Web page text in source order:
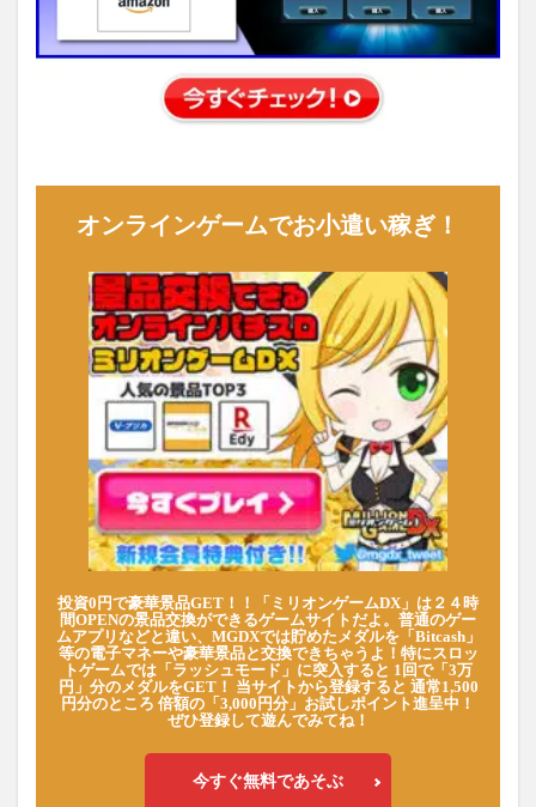
オンラインゲームでお小遣い稼ぎ！
投資0円で豪華景品GET！！「ミリオンゲームDX」は２４時
間OPENの景品交換ができるゲームサイトだよ。普通のゲー
ムアプリなどと違い、MGDXでは貯めたメダルを「Bitcash」
等の電子マネーや豪華景品と交換できちゃうよ！特にスロッ
トゲームでは「ラッシュモード」に突入すると 1回で「3万
円」分のメダルをGET！ 当サイトから登録すると 通常1,500
円分のところ 倍額の「3,000円分」お試しポイント進呈中！
ぜひ登録して遊んでみてね！
今すぐ無料であそぶ